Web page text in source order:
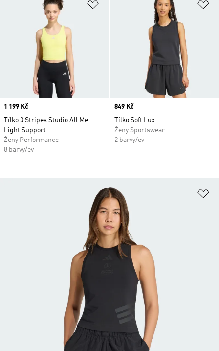
Přidat do seznamu přání
Price
1 199 Kč
Tílko 3 Stripes Studio All Me
Light Support
Ženy Performance
8 barvy/ev
Price
849 Kč
Tílko Soft Lux
Ženy Sportswear
2 barvy/ev